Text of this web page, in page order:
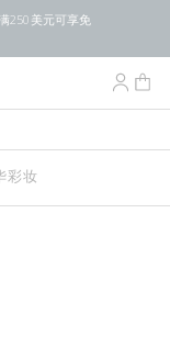
250美元可享免
彩妆